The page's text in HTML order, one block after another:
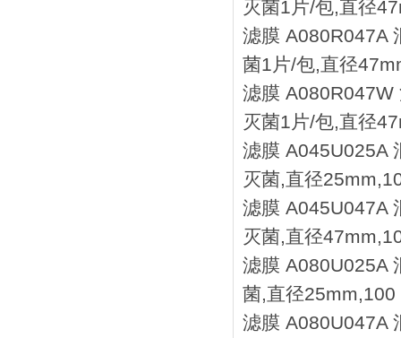
灭菌1片/包,直径
滤膜 A080R047A
菌1片/包,直径
滤膜 A080R047W
灭菌1片/包,直径
滤膜 A045U025A
灭菌,直径
滤膜 A045U047A
灭菌,直径
滤膜 A080U025A
菌,直径25mm,100
滤膜 A080U047A